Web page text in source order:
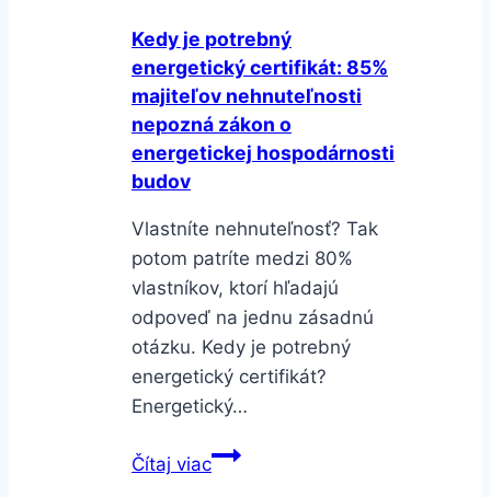
potrebujete
a
koľko
stojí?
Kedy je potrebný
energetický certifikát: 85%
majiteľov nehnuteľnosti
nepozná zákon o
energetickej hospodárnosti
budov
Vlastníte nehnuteľnosť? Tak
potom patríte medzi 80%
vlastníkov, ktorí hľadajú
odpoveď na jednu zásadnú
otázku. Kedy je potrebný
energetický certifikát?
Energetický…
Čítaj viacKedy